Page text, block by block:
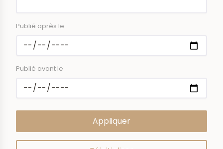
Publié après le
Publié avant le